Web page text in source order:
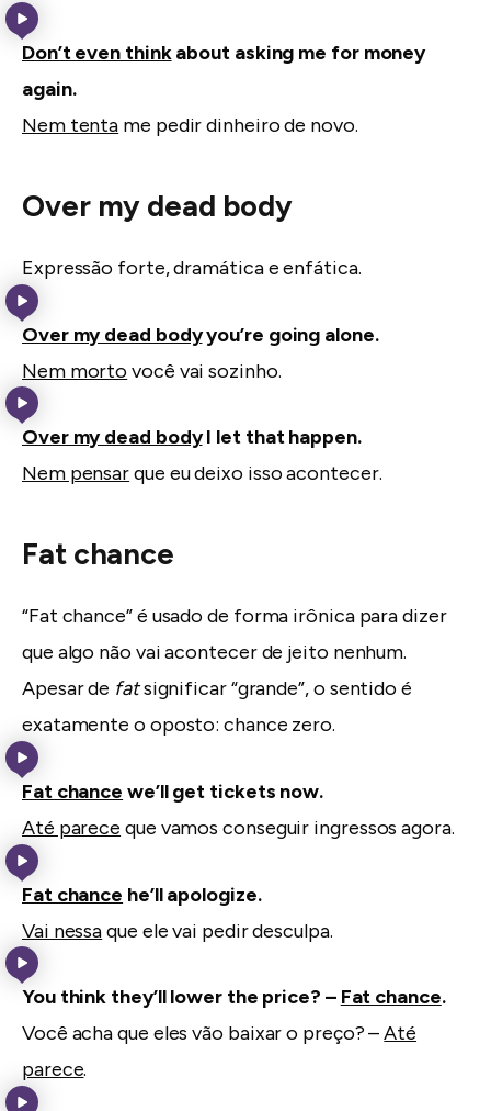
Don’t even thinkabout asking me for money
again.
Nem tenta me pedir dinheiro de novo.
Over my dead body
Expressão forte, dramática e enfática.
Over my dead bodyyou’re going alone.
Nem mortovocê vai sozinho.
Over my dead bodyI let that happen.
Nem pensarque eu deixo isso acontecer.
Fat chance
“Fat chance” é usado de forma irônica para dizer
que algo não vai acontecer de jeito nenhum.
Apesar de fatsignificar “grande”, o sentido é
exatamente o oposto: chance zero.
Fat chance we’ll get tickets now.
Até parece que vamos conseguir ingressos agora.
Fat chance he’ll apologize.
Vai nessaque ele vai pedir desculpa.
You think they’ll lower the price? – Fat chance.
Você acha que eles vão baixar o preço? –Até
parece.